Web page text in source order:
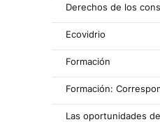
Derechos de los
Ecovidrio
Formación
Formación:
Las oportunidades